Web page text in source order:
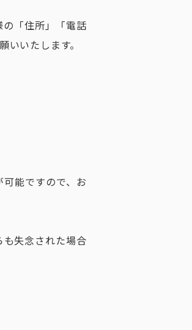
「住所」「電話
いたします。
可能ですので、お
失念された場合